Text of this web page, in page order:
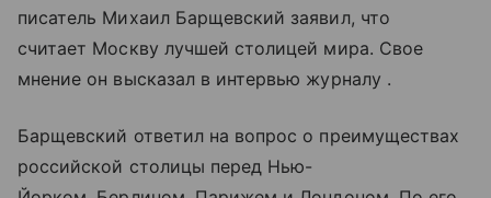
писатель Михаил Барщевский заявил, что
считает Москву лучшей столицей мира. Свое
мнение он высказал в интервью журналу .
Барщевский ответил на вопрос о преимуществах
российской столицы перед Нью-